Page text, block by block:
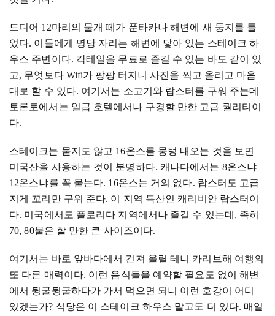
드디어 12마리의 물개 떼가 푼타카나 해변에 새 둥지를 틀
었다. 이들에게 명당 자리는 해변에 닿아 있는 스테이크 하
우스 주변이다. 칵테일을 무료로 즐길 수 있는 바도 같이 있
고, 무엇보다 Wifi가 팡팡 터지니 사진을 찍고 올리고 마음
대로 할 수 있다. 여기서는 소고기와 랍스터를 구워 주는데
토론토에서는 일급 호텔에서나 구경할 만한 고급 퀄리티이
다.
스테이크는 묻지도 않고 16온스를 뭉텅 내오는 것을 보면
미국산을 사용하는 것이 분명하다. 캐나다에서는 8온스냐
12온스냐를 꼭 묻는다. 16온스는 거의 없다. 랍스터도 고급
지게 꼬리만 구워 준다. 이 지역 특산인 캐리비안 랍스터이
다. 미국에서도 플로리다 지역에서나 즐길 수 있는데 , 족히
70, 80불은 할 만한 큰 사이즈이다.
여기서는 바로 앞바다에서 건져 올릴 테니 카리브해 여행의
또 다른 매력이다. 이런 음식들을 예약할 필요도 없이 해변
에서 뒹굴뒹굴하다가 가서 먹으면 되니 이런 호강이 어디
있겠는가? 식당은 이 스테이크 하우스 말고도 더 있다. 매일